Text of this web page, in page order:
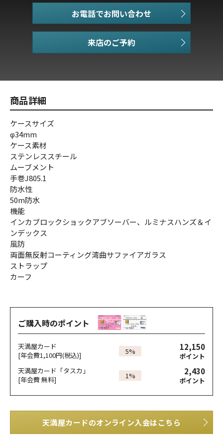
お電話でお問い合わせ
商品詳細
ケースサイズ
φ34mm
ケース素材
ステンレススチール
ムーブメント
手巻J805.1
防水性
50m防水
機能
インカブロックショックアブソーバー、ルミナスハンズ＆イ
ンデックス
風防
両面無反射コーティング湾曲サファイアガラス
ストラップ
カーフ
ご購入時のポイント
天満屋カード
[年会費1,100円(税込)]
5% 12,150
ポイント
天満屋カード「タスカ」
[年会費 無料]
1% 2,430
ポイント
天満屋カードのオンライン入会はこちら